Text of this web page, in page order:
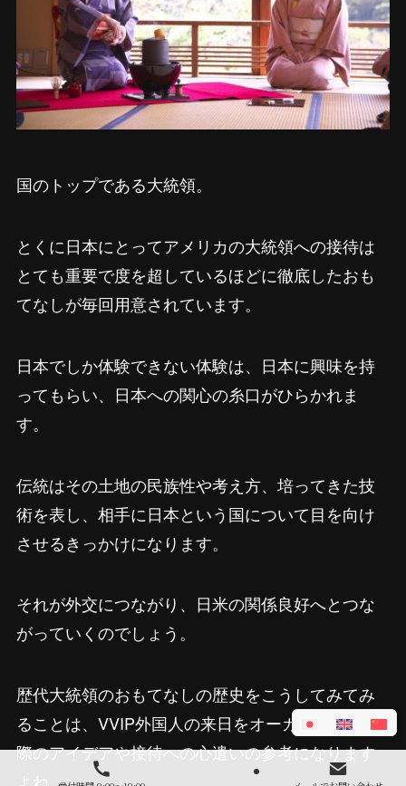
国のトップである大統領。
とくに日本にとってアメリカの大統領への接待は
とても重要で度を超しているほどに徹底したおも
てなしが毎回用意されています。
日本でしか体験できない体験は、日本に興味を持
ってもらい、日本への関心の糸口がひらかれま
す。
伝統はその土地の民族性や考え方、培ってきた技
術を表し、相手に日本という国について目を向け
させるきっかけになります。
それが外交につながり、日米の関係良好へとつな
がっていくのでしょう。
歴代大統領のおもてなしの歴史をこうしてみてみ
ることは、VVIP外国人の来日をオーガナイズする
際のアイデアや接待への心遣いの参考になります
よね。